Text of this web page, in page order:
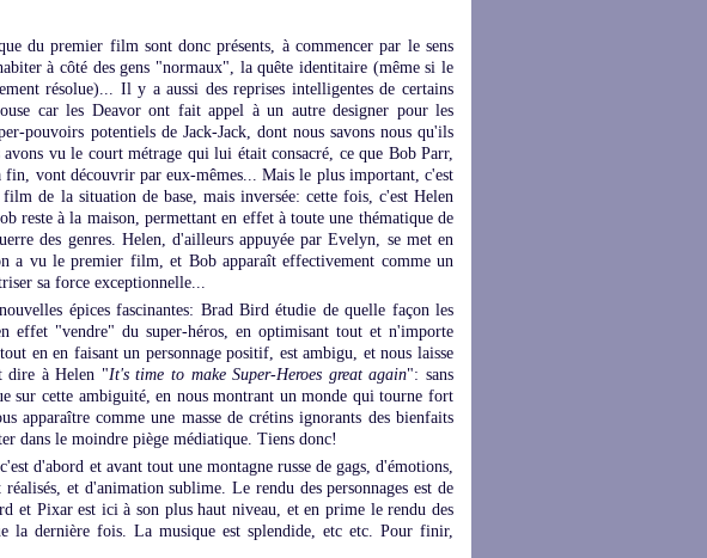
du premier film sont donc présents, à commencer par le sens
à côté des gens "normaux", la quête identitaire (même si le
résolue)... Il y a aussi des reprises intelligentes de certains
car les Deavor ont fait appel à un autre designer pour les
pouvoirs potentiels de Jack-Jack, dont nous savons nous qu'ils
vu le court métrage qui lui était consacré, ce que Bob Parr,
fin, vont découvrir par eux-mêmes... Mais le plus important, c'est
de la situation de base, mais inversée: cette fois, c'est Helen
reste à la maison, permettant en effet à toute une thématique de
des genres. Helen, d'ailleurs appuyée par Evelyn, se met en
a vu le premier film, et Bob apparaît effectivement comme un
sa force exceptionnelle...
épices fascinantes: Brad Bird étudie de quelle façon les
effet "vendre" du super-héros, en optimisant tout et n'importe
en en faisant un personnage positif, est ambigu, et nous laisse
dire à Helen "It's time to make Super-Heroes great again": sans
sur cette ambiguité, en nous montrant un monde qui tourne fort
apparaître comme une masse de crétins ignorants des bienfaits
dans le moindre piège médiatique. Tiens donc!
d'abord et avant tout une montagne russe de gags, d'émotions,
réalisés, et d'animation sublime. Le rendu des personnages est de
et Pixar est ici à son plus haut niveau, et en prime le rendu des
la dernière fois. La musique est splendide, etc etc. Pour finir,